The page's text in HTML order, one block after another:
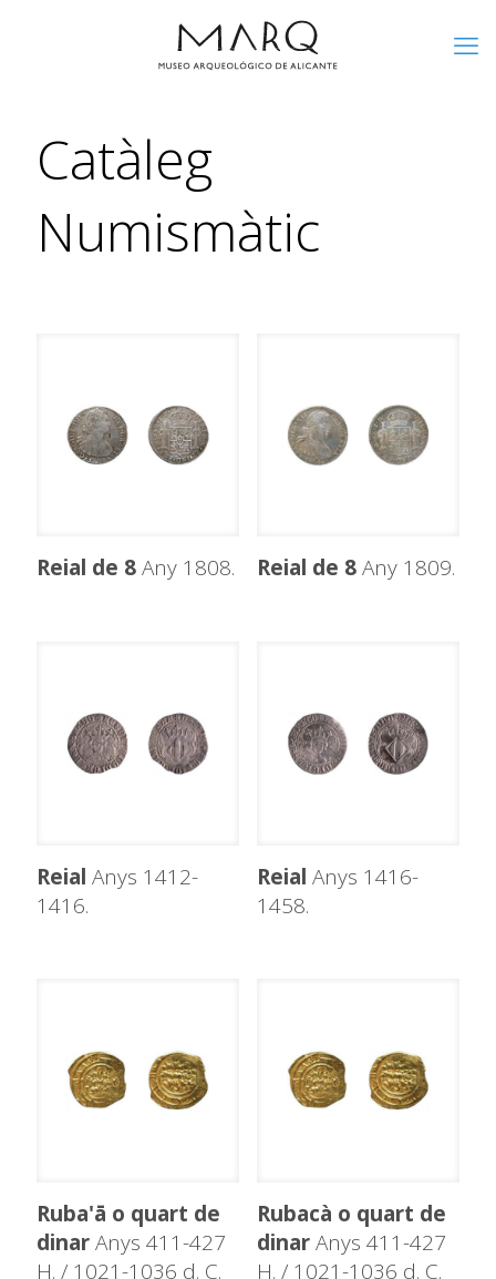
Catàleg
Numismàtic
Reial de 8Any 1808. Reial de 8Any 1809.
Reial Anys 1412-
1416.
Reial Anys 1416-
1458.
Ruba'ā o quart de
dinarAnys 411-427
H. / 1021-1036 d. C.
Rubacà o quart de
dinarAnys 411-427
H. / 1021-1036 d. C.